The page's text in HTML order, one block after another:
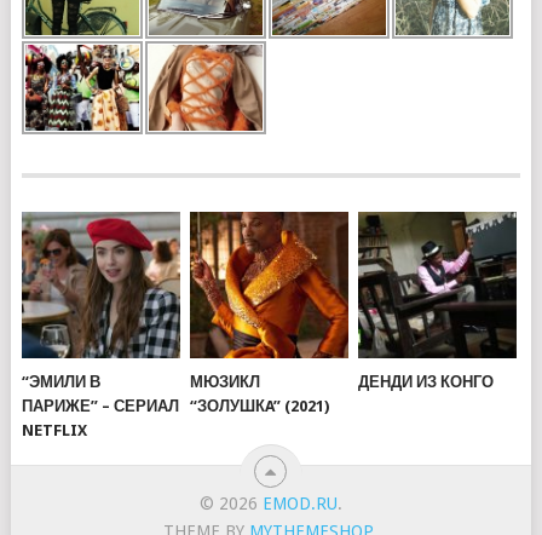
“ЭМИЛИ В
ПАРИЖЕ” – СЕРИАЛ
NETFLIX
МЮЗИКЛ
“ЗОЛУШКA” (2021)
ДЕНДИ ИЗ КОНГО
© 2026 EMOD.RU.